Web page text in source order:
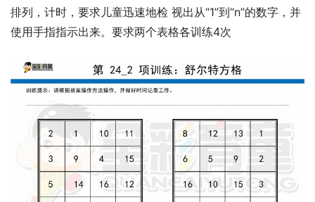
排列，计时，要求儿童迅速地检 视出从“1”到“n”的数字，并
使用手指指示出来。要求两个表格各训练4次